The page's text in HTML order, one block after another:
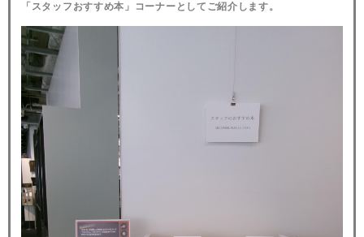
「スタッフおすすめ本」 コーナーとして ご紹介します。